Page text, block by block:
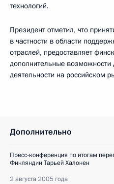
технологий.
Президент отметил, что
в частности в области
отраслей, предоставляет
дополнительные возможности
деятельности на российском
Дополнительно
Пресс-конференция по итогам
Финляндии Тарьей Халонен
2 августа 2005 года